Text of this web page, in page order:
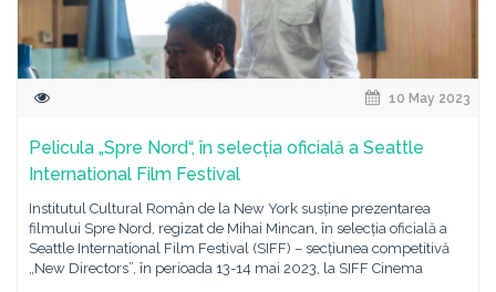
10 May 2023
Pelicula „Spre Nord“, în selecția oficială a Seattle
International Film Festival
Institutul Cultural Român de la New York susține prezentarea
filmului Spre Nord, regizat de Mihai Mincan, în selecția oficială a
Seattle International Film Festival (SIFF) – secțiunea competitivă
„New Directors”, în perioada 13-14 mai 2023, la SIFF Cinema